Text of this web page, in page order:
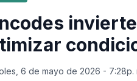
6 de mayo de 2026 - 7:28p.